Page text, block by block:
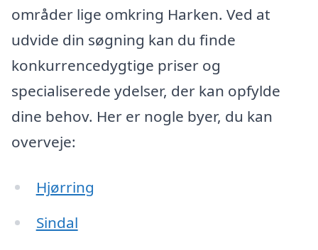
områder lige omkring Harken. Ved at
udvide din søgning kan du finde
konkurrencedygtige priser og
specialiserede ydelser, der kan opfylde
dine behov. Her er nogle byer, du kan
overveje:
Hjørring
Sindal